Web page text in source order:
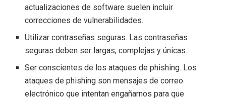
actualizaciones de software suelen incluir
correcciones de vulnerabilidades.
Utilizar contraseñas seguras. Las contraseñas
seguras deben ser largas, complejas y únicas.
Ser conscientes de los ataques de phishing. Los
ataques de phishing son mensajes de correo
electrónico que intentan engañarnos para que